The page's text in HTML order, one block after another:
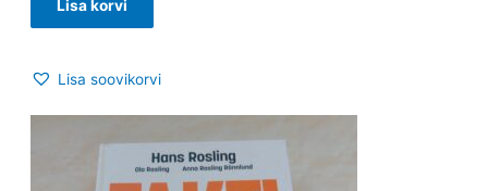
Lisa korvi
Lisa soovikorvi